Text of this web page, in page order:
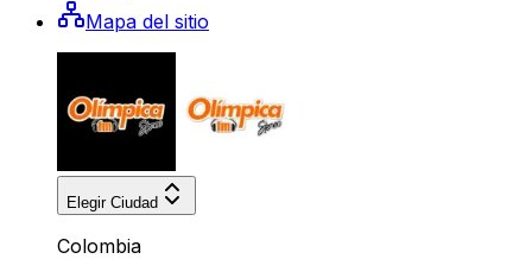
Mapa del sitio
Elegir Ciudad
Colombia